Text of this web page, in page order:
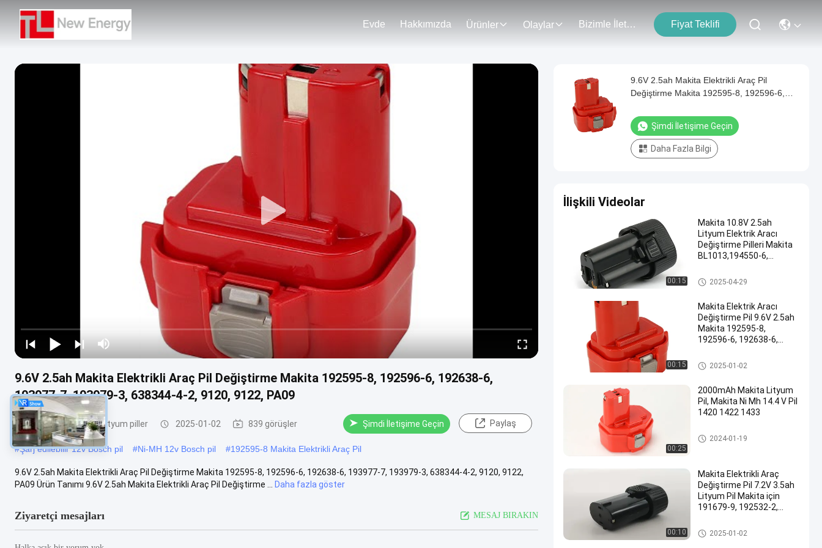
Evde Hakkımızda Ürünler Olaylar Bizimle İletişim Fiyat Teklifi
9.6V 2.5ah Makita Elektrikli Araç Pil Değiştirme Makita 192595-8, 192596-6, 192638-6,
193977-7, 193979-3, 638344-4-2, 9120, 9122, PA09
Elektrikli aletler için lityum piller 2025-01-02 839 görüşler Şimdi İletişime Geçin Paylaş
#Şarj edilebilir 12v Bosch pil #Ni-MH 12v Bosch pil #192595-8 Makita Elektrikli Araç Pil
9.6V 2.5ah Makita Elektrikli Araç Pil Değiştirme Makita 192595-8, 192596-6, 192638-6, 193977-7, 193979-3, 638344-4-2, 9120, 9122,
PA09 Ürün Tanımı 9.6V 2.5ah Makita Elektrikli Araç Pil Değiştirme ...
Daha fazla göster
Ziyaretçi mesajları MESAJ BIRAKIN
9.6V 2.5ah Makita Elektrikli Araç Pil
Değiştirme Makita 192595-8, 192596-6,
2, 9120, 9122, PA09
Şimdi İletişime Geçin
Daha Fazla Bilgi
İlişkili Videolar
00:15
Makita 10.8V 2.5ah
Lityum Elektrik Aracı
Değiştirme Pilleri Makita
BL1013,194550-6,
Makita Elektrikli Araç Pil
2025-04-29
00:15
Makita Elektrik Aracı
Değiştirme Pil 9.6V 2.5ah
Makita 192595-8,
192596-6, 192638-6,
638344-4-2, 9120, 9122,
PA09
Makita Elektrikli Araç Pil
2025-01-02
00:25
2000mAh Makita Lityum
Pil, Makita Ni Mh 14.4 V Pil
1420 1422 1433
Makita Elektrikli Araç Pil
2024-01-19
00:10
Makita Elektrikli Araç
Değiştirme Pil 7.2V 3.5ah
Lityum Pil Makita için
191679-9, 192532-2,
632003-2, 7000, 7002,
7033
Makita Elektrikli Araç Pil
2025-01-02